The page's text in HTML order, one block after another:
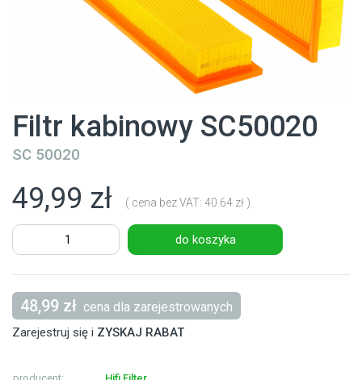
Filtr kabinowy SC50020
SC 50020
49,99 zł ( cena bez VAT: 40.64 zł )
do koszyka
48,99 zł cena dla zarejestrowanych
Zarejestruj się i ZYSKAJ RABAT